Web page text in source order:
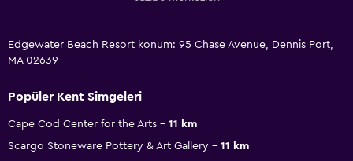
Edgewater Beach Resort konum: 95 Chase Avenue, Dennis Port,
MA 02639
Popüler Kent Simgeleri
Cape Cod Center for the Arts
11 km
Scargo Stoneware Pottery & Art Gallery
11 km